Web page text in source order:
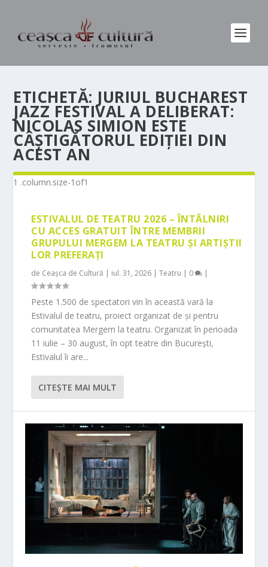
ETICHETĂ: JURIUL BUCHAREST
JAZZ FESTIVAL A DELIBERAT:
NICOLAS SIMION ESTE
CÂȘTIGĂTORUL EDIȚIEI DIN
ACEST AN
ESTIVALUL DE TEATRU 2026 – ÎNTÂLNIRI
CU ACCES GRATUIT ÎNTRE MEMBRII
GRUPULUI MERGEM LA TEATRU ȘI ARTIȘTII
LOR PREFERAȚI
de Ceașca de Cultură | iul. 31, 2026 |Teatru | 0 |
Peste 1.500 de spectatori vin în această vară la
Estivalul de teatru, proiect organizat de și pentru
comunitatea Mergem la teatru. Organizat în perioada
11 iulie – 30 august, în opt teatre din București,
Estivalul îi are...
CITEŞTE MAI MULT